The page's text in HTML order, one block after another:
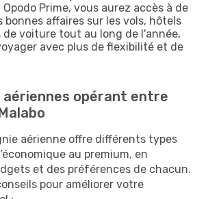
Prime, vous aurez accès à de
bonnes affaires sur les vols, hôtels
voiture tout au long de l'année,
avec plus de flexibilité et de
aériennes opérant entre
aérienne offre différents types
au premium, en
et des préférences de chacun.
pour améliorer votre